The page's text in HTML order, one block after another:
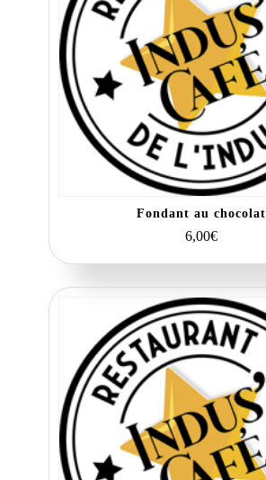
Fondant au chocolat
6,00€